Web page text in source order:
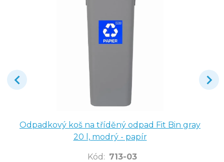
Odpadkový koš na tříděný odpad Fit Bin gray
20 l, modrý - papír
Kód : 713-03